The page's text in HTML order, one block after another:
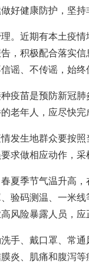
好健康防护，坚
。近期有本土疫
，积极配合落实
谣、不传谣，始
疫苗是预防新冠
老年人，应尽快
发生地群众要按
求做相应动作，
夏季节气温升高
验码测温、一米
风险暴露人员，
手、戴口罩、常
炎、肌痛和腹泻